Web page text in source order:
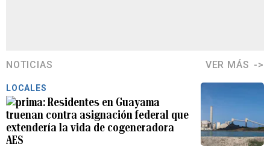
NOTICIAS VER MÁS
LOCALES
Residentes en Guayama
truenan contra asignación federal que
extendería la vida de cogeneradora
AES